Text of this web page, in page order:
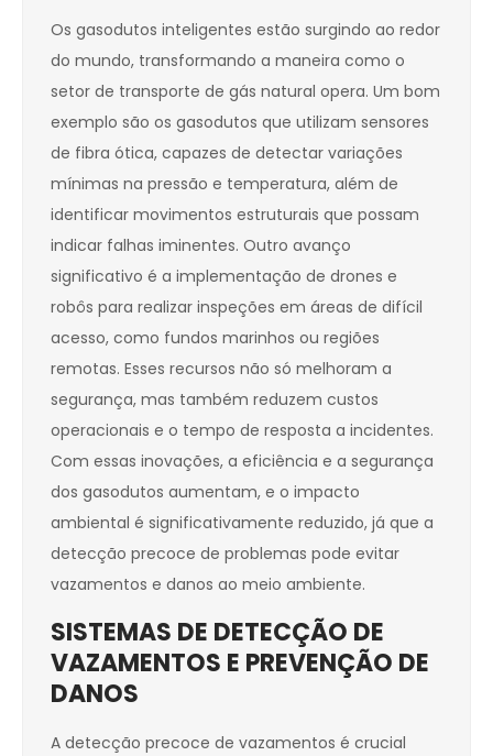
Os gasodutos inteligentes estão surgindo ao redor
do mundo, transformando a maneira como o
setor de transporte de gás natural opera. Um bom
exemplo são os gasodutos que utilizam sensores
de fibra ótica, capazes de detectar variações
mínimas na pressão e temperatura, além de
identificar movimentos estruturais que possam
indicar falhas iminentes. Outro avanço
significativo é a implementação de drones e
robôs para realizar inspeções em áreas de difícil
acesso, como fundos marinhos ou regiões
remotas. Esses recursos não só melhoram a
segurança, mas também reduzem custos
operacionais e o tempo de resposta a incidentes.
Com essas inovações, a eficiência e a segurança
dos gasodutos aumentam, e o impacto
ambiental é significativamente reduzido, já que a
detecção precoce de problemas pode evitar
vazamentos e danos ao meio ambiente.
SISTEMAS DE DETECÇÃO DE
VAZAMENTOS E PREVENÇÃO DE
DANOS
A detecção precoce de vazamentos é crucial